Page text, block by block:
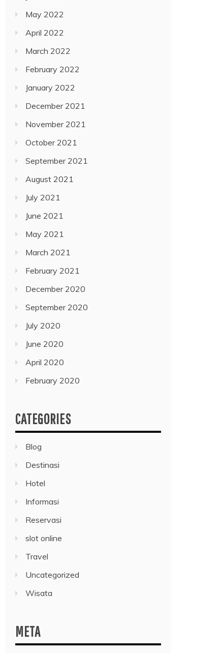
May 2022
April 2022
March 2022
February 2022
January 2022
December 2021
November 2021
October 2021
September 2021
August 2021
July 2021
June 2021
May 2021
March 2021
February 2021
December 2020
September 2020
July 2020
June 2020
April 2020
February 2020
CATEGORIES
Blog
Destinasi
Hotel
Informasi
Reservasi
slot online
Travel
Uncategorized
Wisata
META